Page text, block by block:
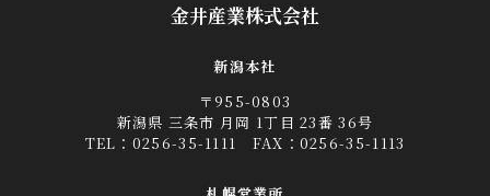
金井産業株式会社
新潟本社
〒955-0803
新潟県 三条市 月岡 1丁目 23番 36号
TEL： 0256-35-1111 FAX：0256-35-1113